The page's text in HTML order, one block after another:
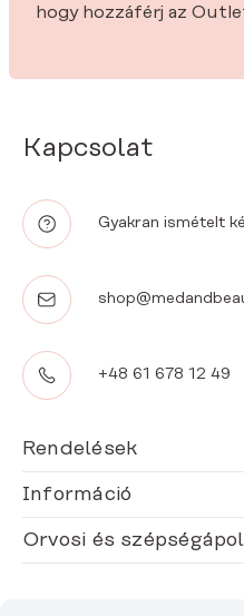
Kapcsolat
Gyakran ismételt
+48 61 678 12 49
Rendelések
Információ
Orvosi és
hogy hozzáférj az